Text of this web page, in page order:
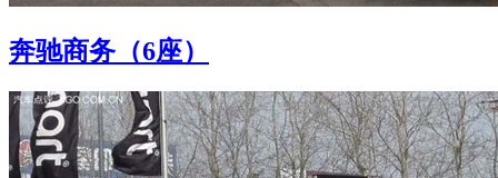
奔驰商务（6座）